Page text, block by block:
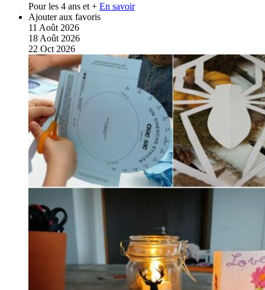
Pour les 4 ans et + En savoir
Ajouter aux favoris
11 Août 2026
18 Août 2026
22 Oct 2026